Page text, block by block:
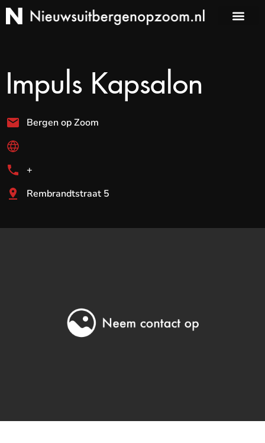
Impuls Kapsalon
Bergen op Zoom
+
Rembrandtstraat 5